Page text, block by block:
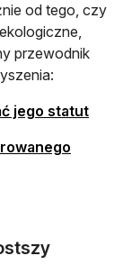
od tego, czy
przewodnik
jego statut